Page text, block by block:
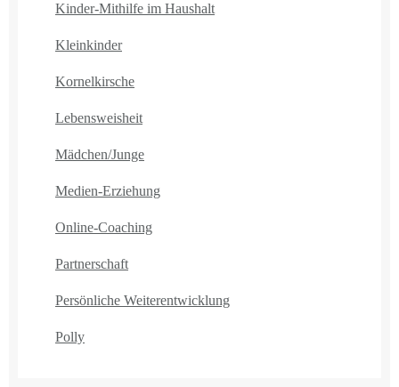
Kinder-Mithilfe im Haushalt
Kleinkinder
Kornelkirsche
Lebensweisheit
Mädchen/Junge
Medien-Erziehung
Online-Coaching
Partnerschaft
Persönliche Weiterentwicklung
Polly